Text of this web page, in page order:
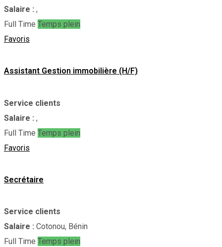
Salaire : ,
Full Time Temps plein
Favoris
Assistant Gestion immobilière (H/F)
Service clients
Salaire : ,
Full Time Temps plein
Favoris
Secrétaire
Service clients
Salaire : Cotonou, Bénin
Full Time Temps plein